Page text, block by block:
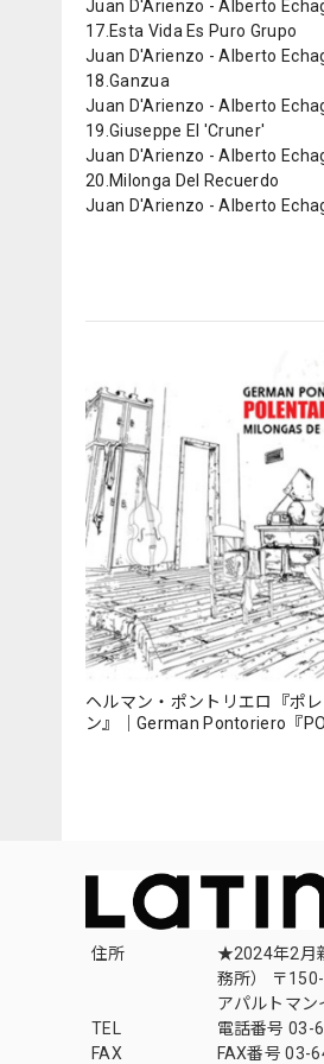
Juan D'Arienzo - Alberto
17.Esta Vida Es Puro Grupo
Juan D'Arienzo - Alberto
18.Ganzua
Juan D'Arienzo - Alberto
19.Giuseppe El 'Cruner'
Juan D'Arienzo - Alberto
20.Milonga Del Recuerdo
Juan D'Arienzo - Alberto
ヘルマン・ポントリエロ『ポ
ン』｜German Pontoriero『
住所
★2024年2月
務所） 〒
アパルトマ
TEL
電話番号 03-
FAX
FAX番号 03-